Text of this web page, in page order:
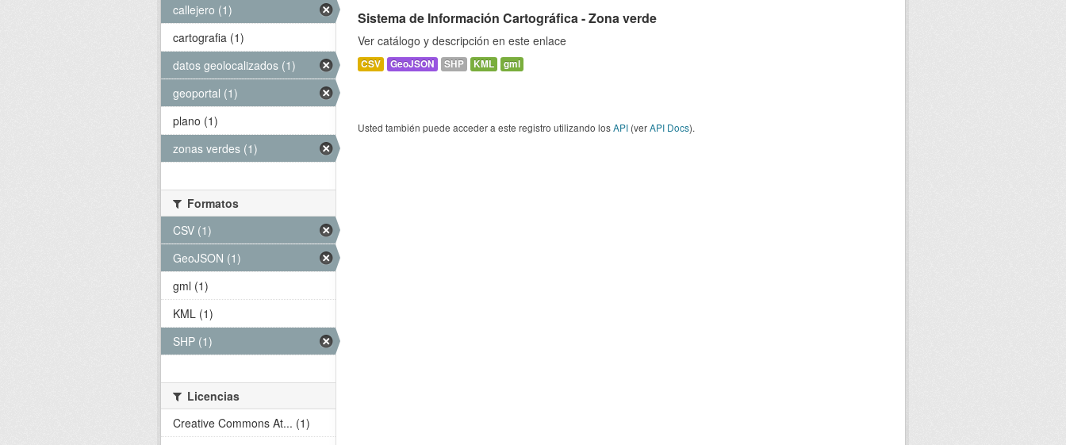
Sistema de Información Cartográfica - Zona verde
Ver catálogo y descripción en este enlace
CSV GeoJSON SHP KML gml
Usted también puede acceder a este registro utilizando losAPI (verAPI Docs).
callejero (1)
cartografia (1)
datos geolocalizados (1)
geoportal (1)
plano (1)
zonas verdes (1)
Formatos
CSV (1)
GeoJSON (1)
gml (1)
KML (1)
SHP (1)
Licencias
Creative Commons At... (1)